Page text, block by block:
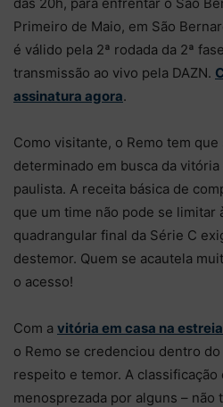
Primeiro de Maio, em São
é válido pela 2ª rodada da 2ª
transmissão ao vivo pela DAZN.
assinatura agora.
Como visitante, o Remo tem
determinado em busca da
paulista. A receita básica de
que um time não pode se limitar
quadrangular final da Série C
destemor. Quem se acautela
o acesso!
Com a vitória em casa na
o Remo se credenciou dentro
respeito e temor. A classificação
menosprezada por alguns –